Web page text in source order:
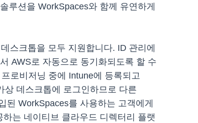
루션을 WorkSpaces와 함께 유연하게
스크톱을 모두 지원합니다. ID 관리에
AWS로 자동으로 동기화되도록 할 수
로비저닝 중에 Intune에 등록되고
데스크톱에 로그인하므로 다른
WorkSpaces를 사용하는 고객에게
는 네이티브 클라우드 디렉터리 플랫